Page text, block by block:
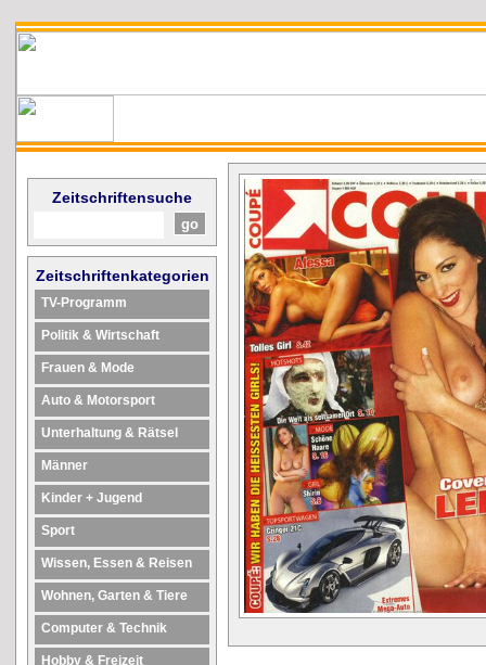
Zeitschriftensuche
Zeitschriftenkategorien
TV-Programm
Politik & Wirtschaft
Frauen & Mode
Auto & Motorsport
Unterhaltung & Rätsel
Männer
Kinder + Jugend
Sport
Wissen, Essen & Reisen
Wohnen, Garten & Tiere
Computer & Technik
Hobby & Freizeit